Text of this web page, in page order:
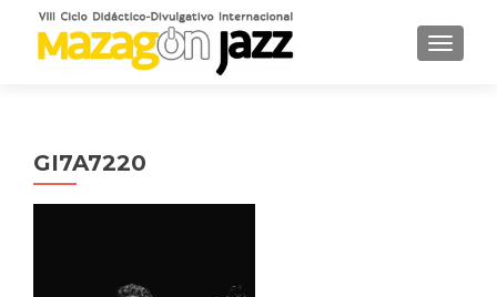
GI7A7220